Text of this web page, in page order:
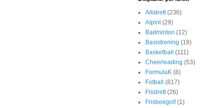
Allidrett (236)
Alpint (29)
Badminton (12)
Basistrening (18)
Basketball
(111)
Cheerleading (53)
FormulaK (8)
Fotball
(817)
Friidrett (26)
Frisbeegolf (1)